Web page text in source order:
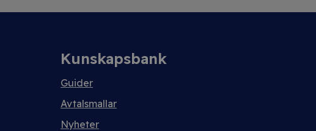
Kunskapsbank
Guider
Avtalsmallar
Nyheter